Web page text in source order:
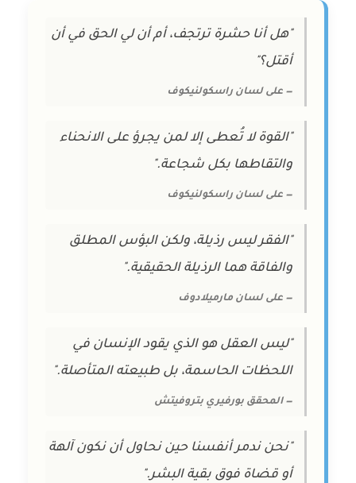
"هل أنا حشرة ترتجف، أم أن لي الحق في أن
أقتل؟"
— على لسان راسكولنيكوف
"القوة لا تُعطى إلا لمن يجرؤ على الانحناء
والتقاطها بكل شجاعة."
— على لسان راسكولنيكوف
"الفقر ليس رذيلة، ولكن البؤس المطلق
والفاقة هما الرذيلة الحقيقية."
— على لسان مارميلادوف
"ليس العقل هو الذي يقود الإنسان في
اللحظات الحاسمة، بل طبيعته المتأصلة."
— المحقق بورفيري بتروفيتش
"نحن ندمر أنفسنا حين نحاول أن نكون آلهة
أو قضاة فوق بقية البشر."